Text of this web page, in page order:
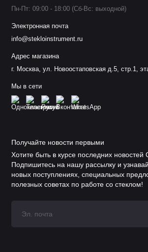
Пн-Пт: 09:00 - 18:00 (Сб-Вс: выходной)
Электронная почта
info@stekloinstrument.ru
Адрес магазина
г. Москва, ул. Новоостаповская д.5, стр.1,
Мы в сети
Получайте новости первыми
Хотите быть в курсе последних новостей
Подпишитесь на нашу рассылку и
новых поступлениях, специальных
полезных советах по работе со стеклом!